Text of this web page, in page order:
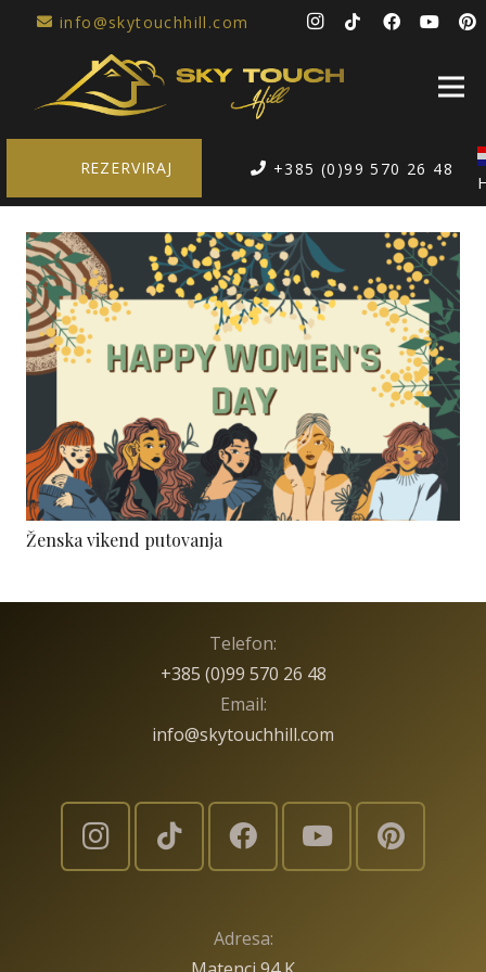
info@skytouchhill.com
REZERVIRAJ +385 (0)99 570 26 48
Ženska vikend putovanja
Telefon:
+385 (0)99 570 26 48
Email:
info@skytouchhill.com
Adresa: